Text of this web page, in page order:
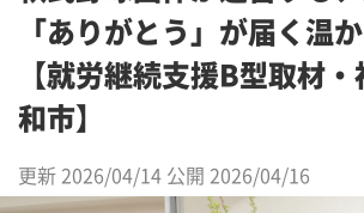
「ありがとう」が届く温
【就労継続支援B型取材
和市】
更新 2026/04/14 公開 2026/04/16